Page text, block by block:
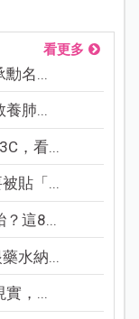
看更多
名...
養肺...
，看...
貼「...
？這8...
水納...
實，...